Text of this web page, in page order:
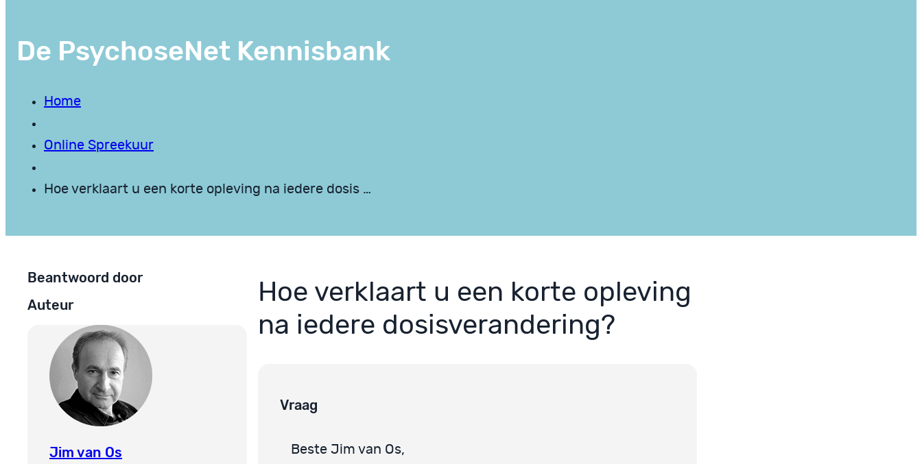
De PsychoseNet Kennisbank
Home
Online Spreekuur
Hoe verklaart u een korte opleving na iedere dosis …
Beantwoord door
Auteur
Jim van Os
Hoe verklaart u een korte opleving
na iedere dosisverandering?
Vraag
Beste Jim van Os,